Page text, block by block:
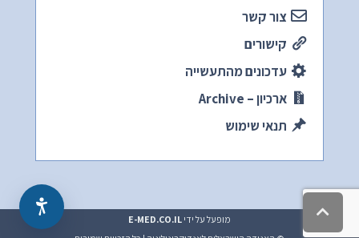
צור קשר
קישורים
עדכונים מהתעשייה
ארכיון – Archive
תנאי שימוש
מופעל על ידי E-MED.CO.IL
גלילה
לראש